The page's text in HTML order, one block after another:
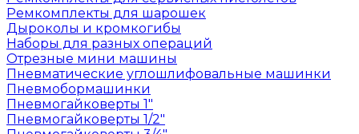
Ремкомплекты для шарошек
Дыроколы и кромкогибы
Наборы для разных операций
Отрезные мини машины
Пневматические углошлифовальные машинки
Пневмобормашинки
Пневмогайковерты 1"
Пневмогайковерты 1/2"